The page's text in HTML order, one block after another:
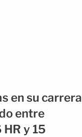
en su carrera
entre
y 15